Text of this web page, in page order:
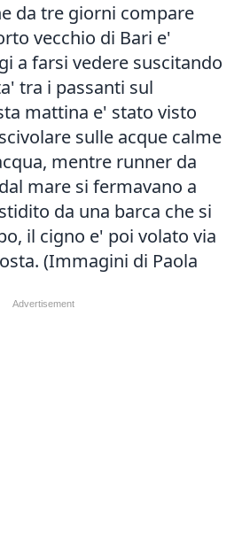
da tre giorni compare
vecchio di Bari e'
a farsi vedere suscitando
tra i passanti sul
mattina e' stato visto
sulle acque calme
mentre runner da
mare si fermavano a
da una barca che si
il cigno e' poi volato via
(Immagini di Paola